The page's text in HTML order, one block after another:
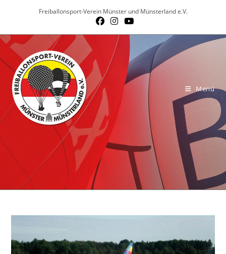
Freiballonsport-Verein Münster und Münsterland e.V.
Menü